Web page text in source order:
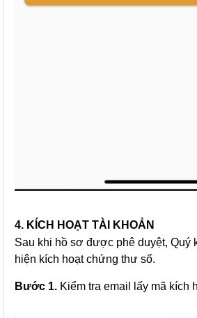
4. KÍCH HOẠT TÀI KHOẢN
Sau khi hồ sơ được phê duyệt, Quý
hiện kích hoạt chứng thư số.
Bước 1. Kiểm tra email lấy mã kích